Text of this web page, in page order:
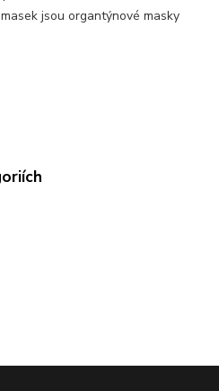
jsou organtýnové masky